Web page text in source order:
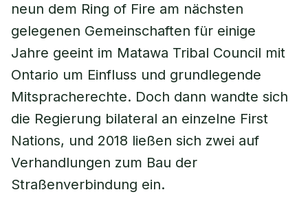
neun dem Ring of Fire am nächsten
gelegenen Gemeinschaften für einige
Jahre geeint im Matawa Tribal Council mit
Ontario um Einfluss und grundlegende
Mitspracherechte. Doch dann wandte sich
die Regierung bilateral an einzelne First
Nations, und 2018 ließen sich zwei auf
Verhandlungen zum Bau der
Straßenverbindung ein.